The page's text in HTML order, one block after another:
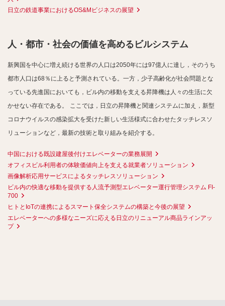
日立の鉄道事業におけるOS&Mビジネスの展望
人・都市・社会の価値を高めるビルシステム
新興国を中心に増え続ける世界の人口は2050年には97億人に達し，そのうち
都市人口は68％に上ると予測されている。一方，少子高齢化が社会問題とな
っている先進国においても，ビル内の移動を支える昇降機は人々の生活に欠
かせない存在である。
ここでは，日立の昇降機と関連システムに加え，新型
コロナウイルスの感染拡大を受けた新しい生活様式に合わせたタッチレスソ
リューションなど，最新の技術と取り組みを紹介する。
中国における既設建屋後付けエレベーターの業務展開
オフィスビル利用者の体験価値向上を支える就業者ソリューション
画像解析応用サービスによるタッチレスソリューション
ビル内の快適な移動を提供する人流予測型エレベーター運行管理システム FI-
700
ヒトとIoTの連携によるスマート保全システムの構築と今後の展望
エレベーターへの多様なニーズに応える日立のリニューアル商品ラインアッ
プ